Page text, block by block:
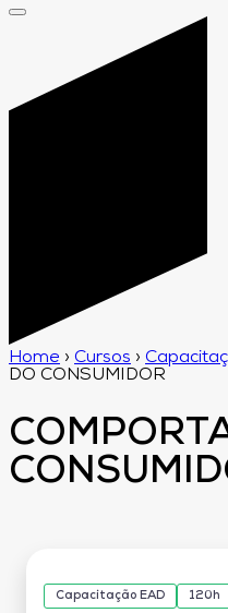
Home › Cursos ›
DO CONSUMIDOR
Capacitação EAD 120h